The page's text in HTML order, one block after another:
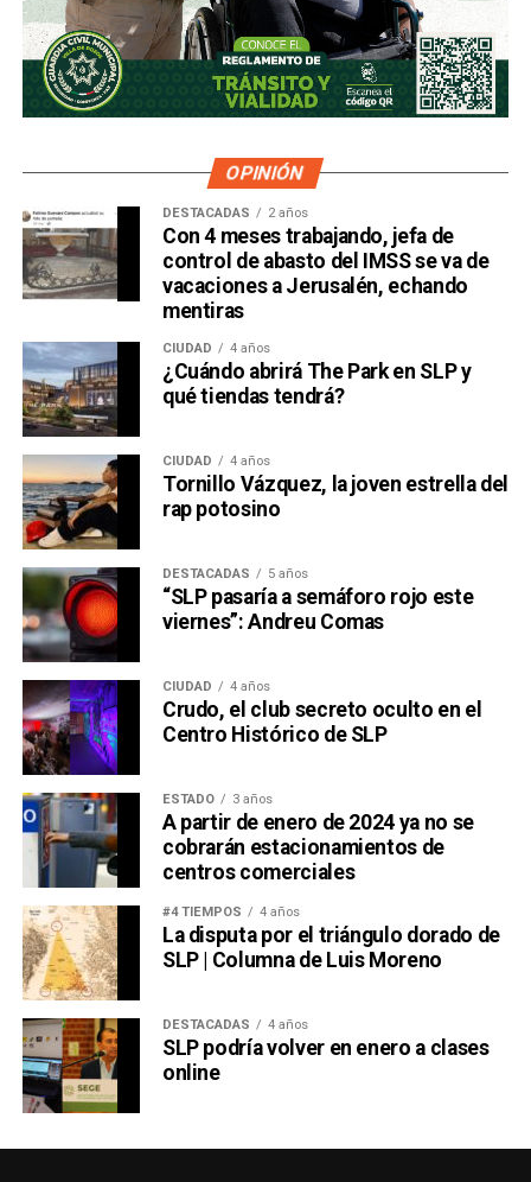
OPINIÓN
DESTACADAS 2 años
Con 4 meses trabajando, jefa de
control de abasto del IMSS se va de
vacaciones a Jerusalén, echando
mentiras
CIUDAD 4 años
¿Cuándo abrirá The Park en SLP y
qué tiendas tendrá?
CIUDAD 4 años
Tornillo Vázquez, la joven estrella del
rap potosino
DESTACADAS 5 años
“SLP pasaría a semáforo rojo este
viernes”: Andreu Comas
CIUDAD 4 años
Crudo, el club secreto oculto en el
Centro Histórico de SLP
ESTADO 3 años
A partir de enero de 2024 ya no se
cobrarán estacionamientos de
centros comerciales
#4 TIEMPOS 4 años
La disputa por el triángulo dorado de
SLP | Columna de Luis Moreno
DESTACADAS 4 años
SLP podría volver en enero a clases
online